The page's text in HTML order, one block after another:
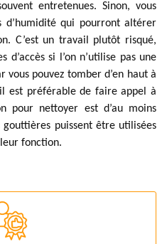
entretenues. Sinon, vous
d’humidité qui pourront altérer
C’est un travail plutôt risqué,
si l’on n’utilise pas une
vous pouvez tomber d’en haut à
est préférable de faire appel à
pour nettoyer est d’au moins
puissent être utilisées
fonction.